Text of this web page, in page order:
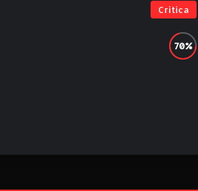
Critica